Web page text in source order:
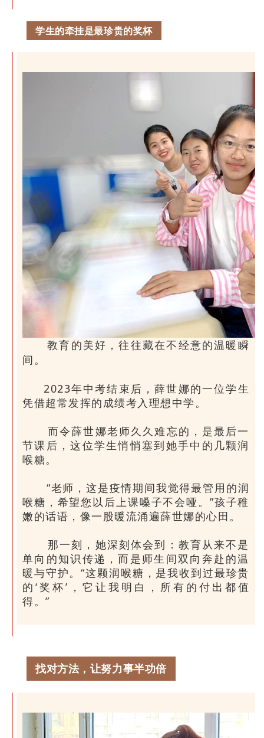
学生的牵挂是最珍贵的奖杯
教育的美好，往往藏在不经意的温暖瞬
间。
2023年中考结束后，薛世娜的一位学生
凭借超常发挥的成绩考入理想中学。
而令薛世娜老师久久难忘的，是最后一
节课后，这位学生悄悄塞到她手中的几颗润
喉糖。
“老师，这是疫情期间我觉得最管用的润
喉糖，希望您以后上课嗓子不会哑。”孩子稚
嫩的话语，像一股暖流涌遍薛世娜的心田。
那一刻，她深刻体会到：教育从来不是
单向的知识传递，而是师生间双向奔赴的温
暖与守护。“这颗润喉糖，是我收到过最珍贵
的‘奖杯’，它让我明白，所有的付出都值
得。”
找对方法，让努力事半功倍